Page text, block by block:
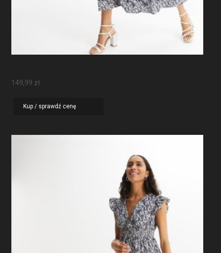
149,99 zł
Kup / sprawdź cenę